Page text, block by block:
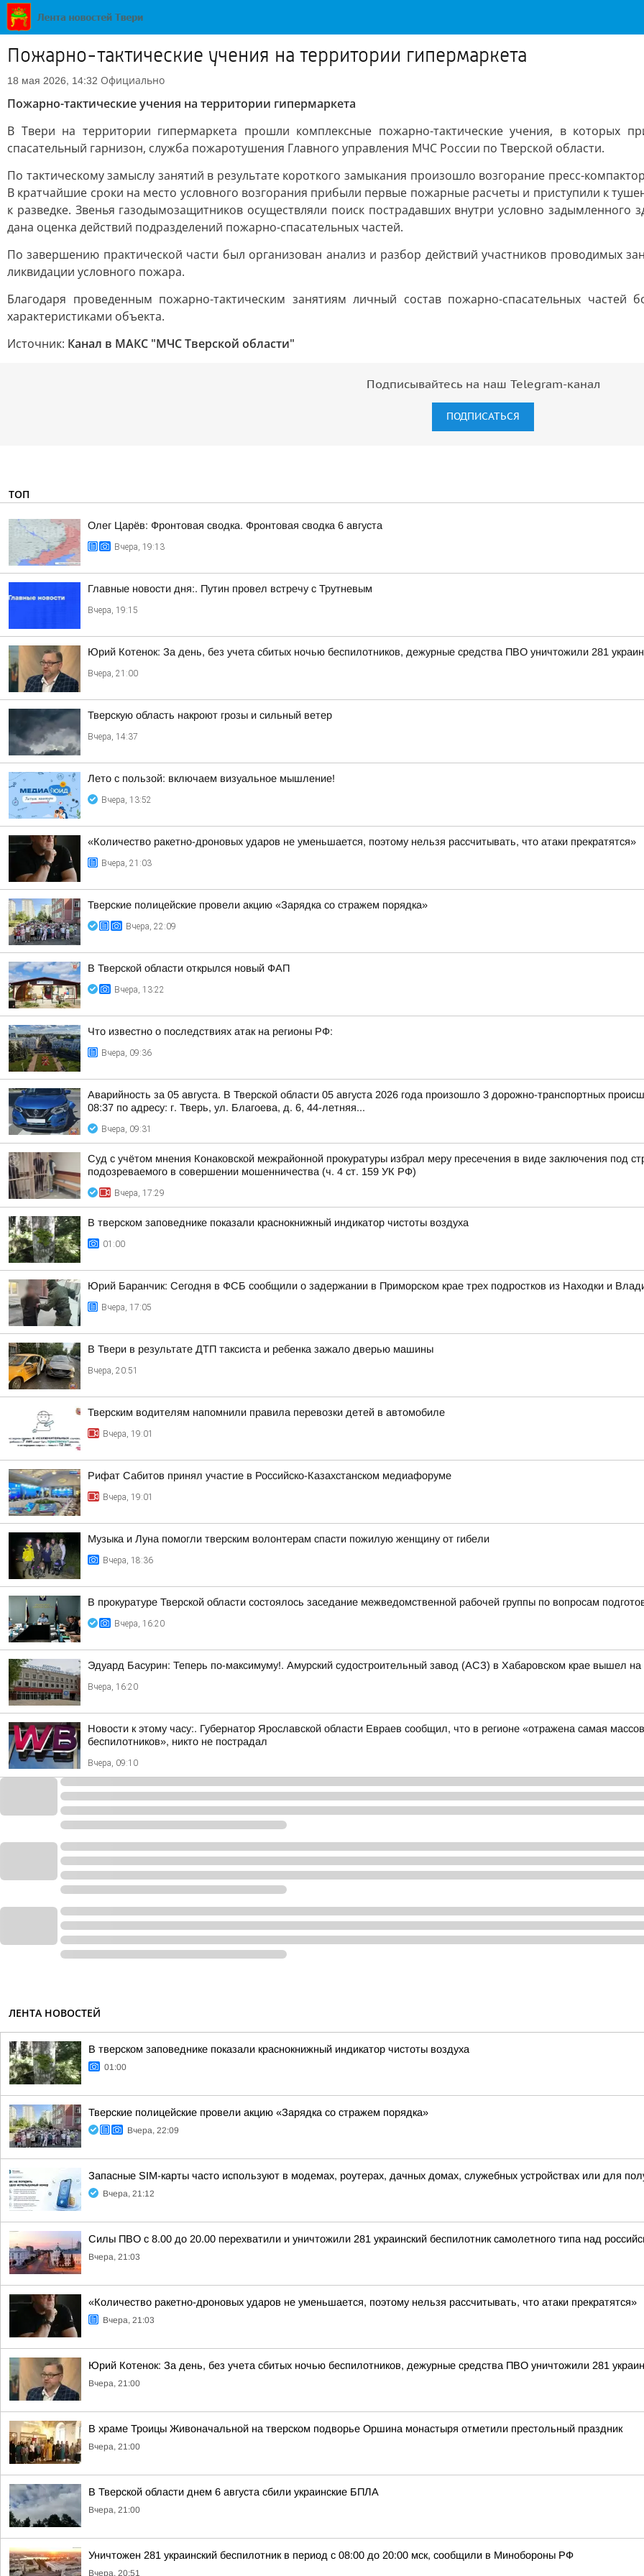
Пожарнo-тактические учeния на территории гипермаркета
18 мая 2026, 14:32 Официально
Пожарнo-тактические учeния на территории гипермаркета
В Твери на территории гипермаркета прошли комплексные пожарно-тактические учения, в которых
спасательный гарнизон, служба пожаротушения Главного управления МЧС России по Тверской области.
По тактическому замыслу занятий в результате короткого замыкания произошло возгорание пресс-
В кратчайшие сроки на место условного возгорания прибыли первые пожарные расчеты и приступили к
к разведке. Звенья газодымозащитников осуществляли поиск пострадавших внутри условно
дана оценка действий подразделений пожарно-спасательных частей.
По завершению практической части был организован анализ и разбор действий участников проводимых
ликвидации условного пожара.
Благодаря проведенным пожарно-тактическим занятиям личный состав пожарно-спасательных частей
характеристиками объекта.
Источник: Канал в МАКС "МЧС Тверской области"
Подписывайтесь на наш Telegram-канал
ПОДПИСАТЬСЯ
ТОП
Олег Царёв: Фронтовая сводка. Фронтовая сводка 6 августа
Вчера, 19:13
Главные новости дня:. Путин провел встречу с Трутневым
Вчера, 19:15
Юрий Котенок: За день, без учета сбитых ночью беспилотников, дежурные средства ПВО уничтожили 281
Вчера, 21:00
Тверскую область накроют грозы и сильный ветер
Вчера, 14:37
Лето с пользой: включаем визуальное мышление!
Вчера, 13:52
«Количество ракетно-дроновых ударов не уменьшается, поэтому нельзя рассчитывать, что атаки прекратятся»
Вчера, 21:03
Тверские полицейские провели акцию «Зарядка со стражем порядка»
Вчера, 22:09
В Тверской области открылся новый ФАП
Вчера, 13:22
Что известно о последствиях атак на регионы РФ:
Вчера, 09:36
Аварийность за 05 августа. В Тверской области 05 августа 2026 года произошло 3 дорожно-транспортных
08:37 по адресу: г. Тверь, ул. Благоева, д. 6, 44-летняя...
Вчера, 09:31
Суд с учётом мнения Конаковской межрайонной прокуратуры избрал меру пресечения в виде заключения под
подозреваемого в совершении мошенничества (ч. 4 ст. 159 УК РФ)
Вчера, 17:29
В тверском заповеднике показали краснокнижный индикатор чистоты воздуха
01:00
Юрий Баранчик: Сегодня в ФСБ сообщили о задержании в Приморском крае трех подростков из Находки и
Вчера, 17:05
В Твери в результате ДТП таксиста и ребенка зажало дверью машины
Вчера, 20:51
Тверским водителям напомнили правила перевозки детей в автомобиле
Вчера, 19:01
Рифат Сабитов принял участие в Российско-Казахстанском медиафоруме
Вчера, 19:01
Музыка и Луна помогли тверским волонтерам спасти пожилую женщину от гибели
Вчера, 18:36
В прокуратуре Тверской области состоялось заседание межведомственной рабочей группы по вопросам
Вчера, 16:20
Эдуард Басурин: Теперь по-максимуму!. Амурский судостроительный завод (АСЗ) в Хабаровском крае вышел на
Вчера, 16:20
Новости к этому часу:. Губернатор Ярославской области Евраев сообщил, что в регионе «отражена самая
беспилотников», никто не пострадал
Вчера, 09:10
ЛЕНТА НОВОСТЕЙ
В тверском заповеднике показали краснокнижный индикатор чистоты воздуха
01:00
Тверские полицейские провели акцию «Зарядка со стражем порядка»
Вчера, 22:09
Запасные SIM-карты часто используют в модемах, роутерах, дачных домах, служебных устройствах или для
Вчера, 21:12
Силы ПВО с 8.00 до 20.00 перехватили и уничтожили 281 украинский беспилотник самолетного типа над
Вчера, 21:03
«Количество ракетно-дроновых ударов не уменьшается, поэтому нельзя рассчитывать, что атаки прекратятся»
Вчера, 21:03
Юрий Котенок: За день, без учета сбитых ночью беспилотников, дежурные средства ПВО уничтожили 281
Вчера, 21:00
В храме Троицы Живоначальной на тверском подворье Оршина монастыря отметили престольный праздник
Вчера, 21:00
В Тверской области днем 6 августа сбили украинские БПЛА
Вчера, 21:00
Уничтожен 281 украинский беспилотник в период с 08:00 до 20:00 мск, сообщили в Минобороны РФ
Вчера, 20:51